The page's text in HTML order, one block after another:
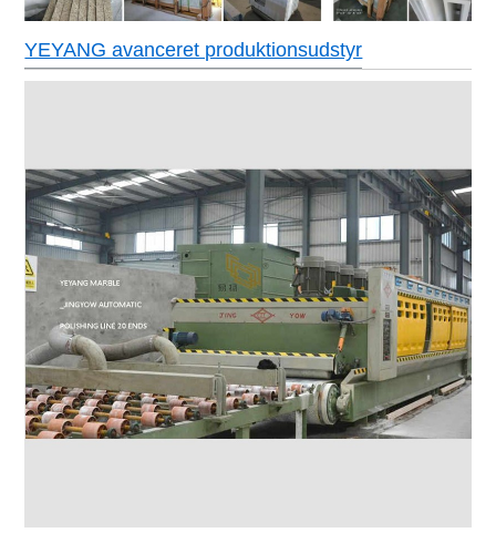
YEYANG avanceret produktionsudstyr